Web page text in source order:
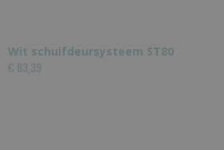
Wit schuifdeursysteem ST80
€ 83,39